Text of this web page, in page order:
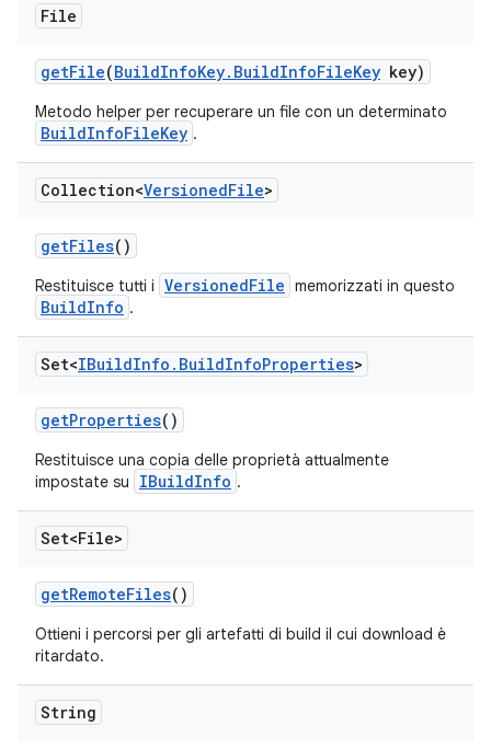
File
getFile(BuildInfoKey. BuildInfoFileKey key)
Metodo helper per recuperare un file con un determinato
BuildInfoFileKey .
Collection<VersionedFile>
getFiles()
Restituisce tutti i VersionedFile memorizzati in questo
BuildInfo .
Set<IBuildInfo . BuildInfoProperties>
getProperties()
Restituisce una copia delle proprietà attualmente
impostate su
IBuildInfo .
Set<File>
getRemoteFiles()
Ottieni i percorsi per gli artefatti di build il cui download è
ritardato.
String